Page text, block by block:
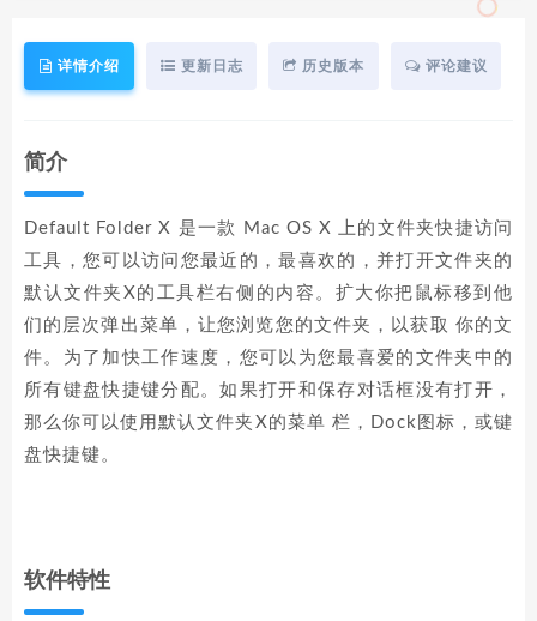
详情介绍 更新日志 历史版本 评论建议
简介
Default Folder X 是一款 Mac OS X 上的文件夹快捷访问
工具，您可以访问您最近的，最喜欢的，并打开文件夹的
默认文件夹X的工具栏右侧的内容。扩大你把鼠标移到他
们的层次弹出菜单，让您浏览您的文件夹，以获取 你的文
件。为了加快工作速度，您可以为您最喜爱的文件夹中的
所有键盘快捷键分配。如果打开和保存对话框没有打开，
那么你可以使用默认文件夹X的菜单 栏，Dock图标，或键
盘快捷键。
软件特性